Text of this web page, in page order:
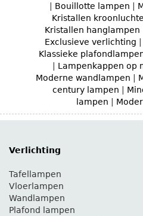
Bouillotte lampen
Kristallen
Kristallen hanglampen
Exclusieve verlichting
Klassieke
Lampenkappen op
Moderne wandlampen
century lampen
lampen
Verlichting
Tafellampen
Vloerlampen
Wandlampen
Plafond lampen